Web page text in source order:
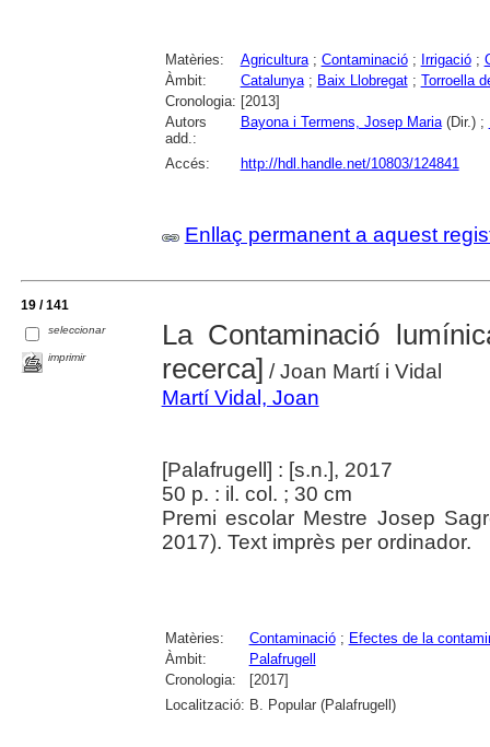
Matèries: Agricultura; Contaminació; Irrigació;
Àmbit:
Catalunya; Baix Llobregat; Torroella
Cronologia: [2013]
Autors
add.:
Bayona i Termens, Josep Maria(Dir.) ;
Accés: http://hdl.handle.net/10803/124841
Enllaç permanent a aquest
19 / 141
seleccionar
imprimir
La Contaminació
recerca] / Joan Martí i Vidal
Martí Vidal, Joan
[Palafrugell] : [s.n.], 2017
50 p. : il. col. ; 30 cm
Premi escolar Mestre Josep
2017). Text imprès per ordinador.
Matèries: Contaminació; Efectes de la
Àmbit:
Palafrugell
Cronologia:
[2017]
Localització: B. Popular (Palafrugell)